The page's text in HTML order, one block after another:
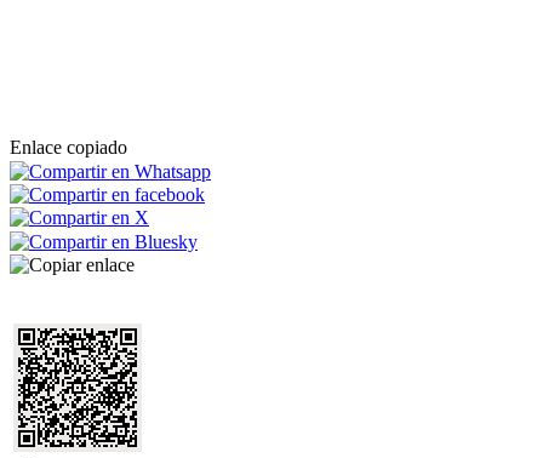
Enlace copiado